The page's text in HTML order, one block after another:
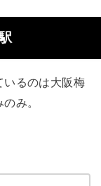
いるのは大阪梅
み。